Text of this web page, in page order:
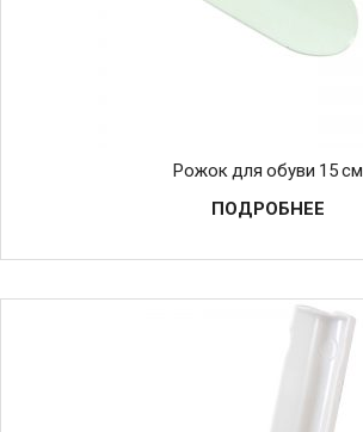
Рожок для обуви 15 см
ПОДРОБНЕЕ